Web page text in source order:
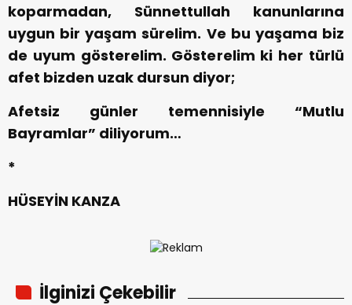
koparmadan, Sünnettullah kanunlarına
uygun bir yaşam sürelim. Ve bu yaşama biz
de uyum gösterelim. Gösterelim ki her türlü
afet bizden uzak dursun diyor;
Afetsiz günler temennisiyle “Mutlu
Bayramlar” diliyorum…
*
HÜSEYİN KANZA
İlginizi Çekebilir